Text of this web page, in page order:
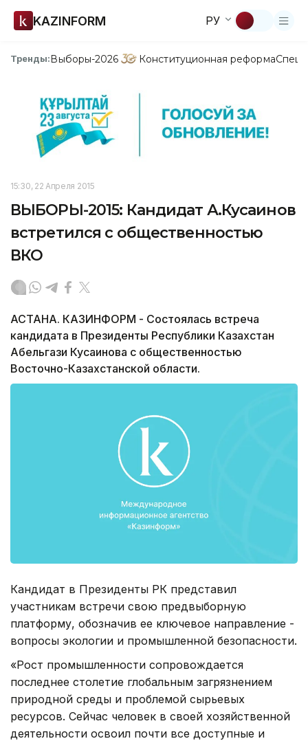
KAZINFORM РУ
Тренды:Выборы-2026 Конституционная реформа
15:30, 22 Апреля 2015
ВЫБОРЫ-2015: Кандидат А.Кусаинов
встретился с общественностью
ВКО
АСТАНА. КАЗИНФОРМ - Состоялась встреча
кандидата в Президенты Республики Казахстан
Абельгази Кусаинова с общественностью
Восточно-Казахстанской области.
Кандидат в Президенты РК представил
участникам встречи свою предвыборную
платформу, обозначив ее ключевое направление -
вопросы экологии и промышленной безопасности.
«Рост промышленности сопровождается
последнее столетие глобальным загрязнением
природной среды и проблемой сырьевых
ресурсов. Сейчас человек в своей хозяйственной
деятельности освоил почти все доступные и